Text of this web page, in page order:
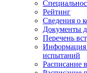
Рейтинг
Сведения о
Документы
Перечень
Информация
испытаний
Расписание